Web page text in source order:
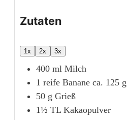
Zutaten
1x 2x 3x
400 ml Milch
1 reife Banane ca. 125 g
50 g Grieß
1½ TL Kakaopulver